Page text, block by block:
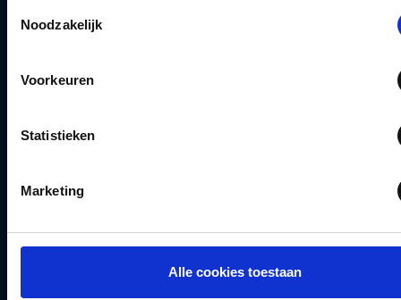
Noodzakelijk
Voorkeuren
Statistieken
Marketing
Alle cookies toestaan
MyVivium
groepsverzekering
Verhuisd?
Over ons
publicaties